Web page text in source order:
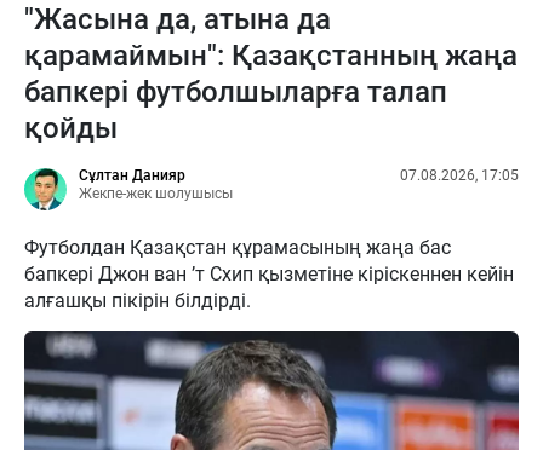
"Жасына да, атына да
қарамаймын": Қазақстанның жаңа
бапкері футболшыларға талап
қойды
Сұлтан Данияр
Жекпе-жек шолушысы
07.08.2026, 17:05
Футболдан Қазақстан құрамасының жаңа бас
бапкері Джон ван ’т Схип қызметіне кіріскеннен кейін
алғашқы пікірін білдірді.